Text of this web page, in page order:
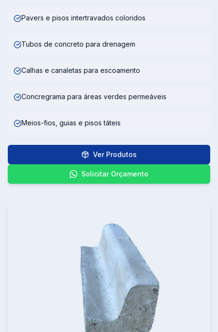
Pavers e pisos intertravados coloridos
Tubos de concreto para drenagem
Calhas e canaletas para escoamento
Concregrama para áreas verdes permeáveis
Meios-fios, guias e pisos táteis
Ver Produtos
Solicitar Orçamento